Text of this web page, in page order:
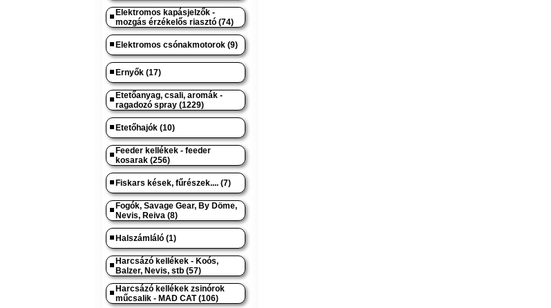
Elektromos kapásjelzők -
mozgás érzékelős riasztó (74)
Elektromos csónakmotorok (9)
Ernyők (17)
Etetőanyag, csali, aromák -
ragadozó spray (1229)
Etetőhajók (10)
Feeder kellékek - feeder
kosarak (256)
Fiskars kések, fűrészek.... (7)
Fogók, Savage Gear, By Döme,
Nevis, Reiva (8)
Halszámláló (1)
Harcsázó kellékek - Koós,
Balzer, Nevis, stb (57)
Harcsázó kellékek zsinórok
műcsalik - MAD CAT (106)